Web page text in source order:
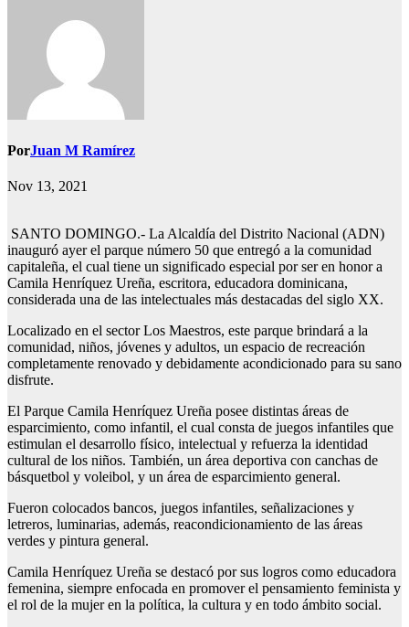
PorJuan M Ramírez
Nov 13, 2021
SANTO DOMINGO.- La Alcaldía del Distrito Nacional (ADN)
inauguró ayer el parque número 50 que entregó a la comunidad
capitaleña, el cual tiene un significado especial por ser en honor a
Camila Henríquez Ureña, escritora, educadora dominicana,
considerada una de las intelectuales más destacadas del siglo XX.
Localizado en el sector Los Maestros, este parque brindará a la
comunidad, niños, jóvenes y adultos, un espacio de recreación
completamente renovado y debidamente acondicionado para su sano
disfrute.
El Parque Camila Henríquez Ureña posee distintas áreas de
esparcimiento, como infantil, el cual consta de juegos infantiles que
estimulan el desarrollo físico, intelectual y refuerza la identidad
cultural de los niños. También, un área deportiva con canchas de
básquetbol y voleibol, y un área de esparcimiento general.
Fueron colocados bancos, juegos infantiles, señalizaciones y
letreros, luminarias, además, reacondicionamiento de las áreas
verdes y pintura general.
Camila Henríquez Ureña se destacó por sus logros como educadora
femenina, siempre enfocada en promover el pensamiento feminista y
el rol de la mujer en la política, la cultura y en todo ámbito social.